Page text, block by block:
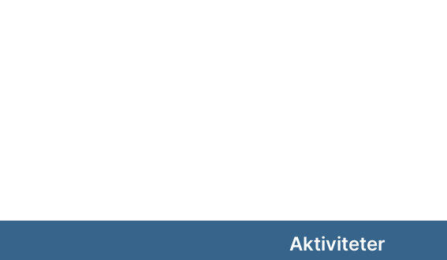
Aktiviteter